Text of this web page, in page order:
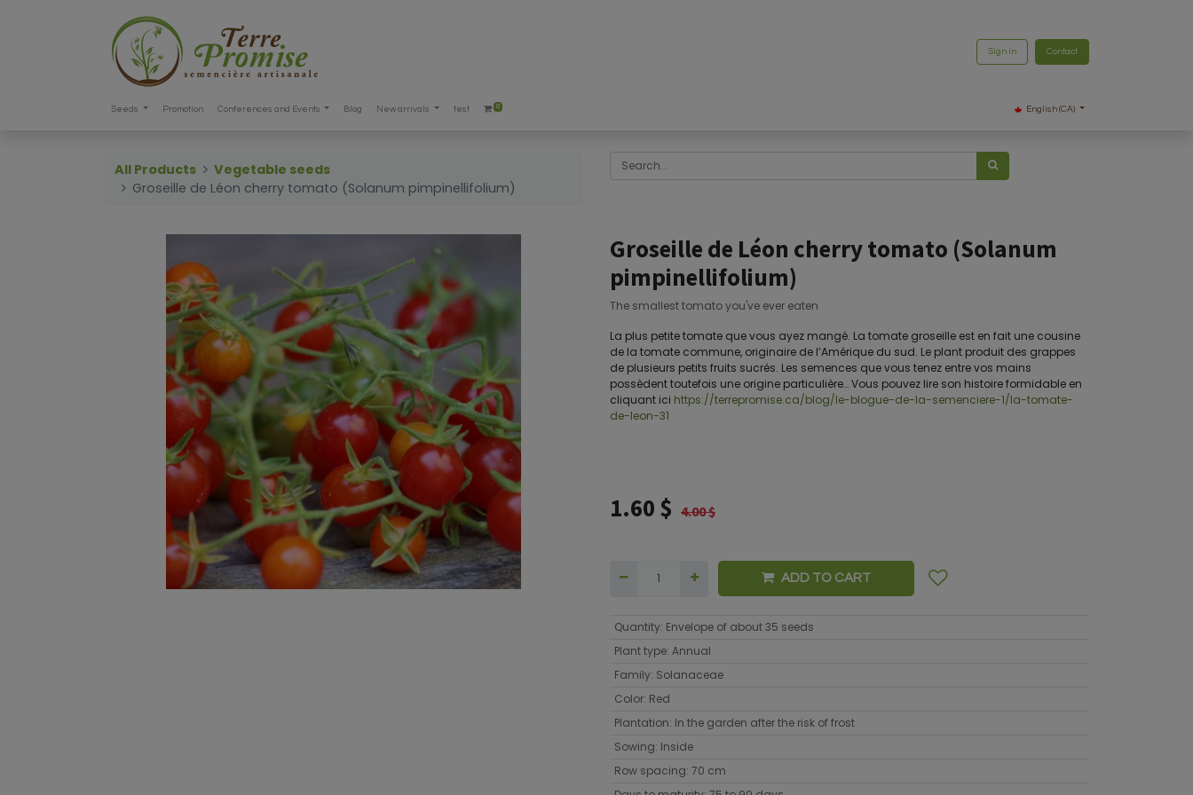
Sign in Contact
Seeds Promotion Conferences and Events Blog New arrivals test 0 English (CA)
All Products
Vegetable seeds
Groseille de Léon cherry tomato (Solanum pimpinellifolium)
Groseille de Léon cherry tomato (Solanum
pimpinellifolium)
The smallest tomato you've ever eaten
La plus petite tomate que vous ayez mangé. La tomate groseille est en fait une cousine
de la tomate commune, originaire de l’Amérique du sud. Le plant produit des grappes
de plusieurs petits fruits sucrés. Les semences que vous tenez entre vos mains
possèdent toutefois une origine particulière… Vous pouvez lire son histoire formidable en
cliquant ici https://terrepromise.ca/blog/le-blogue-de-la-semenciere-1/la-tomate-
de-leon-31
1.60 $ 4.00$
ADD TO CART
Quantity: Envelope of about 35 seeds
Plant type: Annual
Family: Solanaceae
Color: Red
Plantation: In the garden after the risk of frost
Sowing: Inside
Row spacing: 70 cm